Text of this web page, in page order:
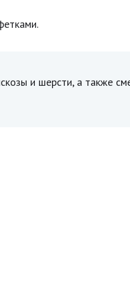
и шерсти, а также